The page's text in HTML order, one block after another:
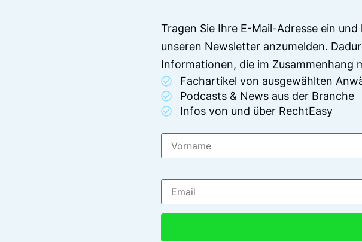
Tragen Sie Ihre E-Mail-Adresse ein
unseren Newsletter anzumelden.
Informationen, die im Zusammenhang
Fachartikel von ausgewählten
Podcasts & News aus der Branche
Infos von und über RechtEasy